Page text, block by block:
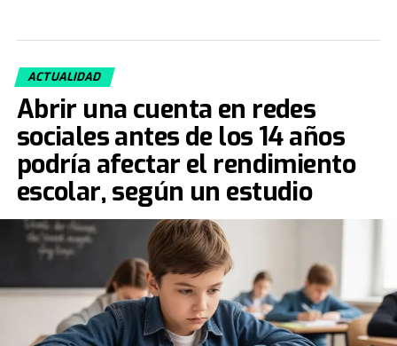
ACTUALIDAD
Abrir una cuenta en redes
sociales antes de los 14 años
podría afectar el rendimiento
escolar, según un estudio